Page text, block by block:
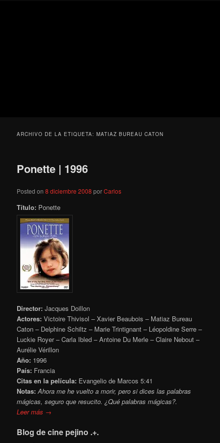
ARCHIVO DE LA ETIQUETA:MATIAZ BUREAU CATON
Ponette | 1996
Posted on8 diciembre 2008 porCarlos
Título: Ponette
Director: Jacques Doillon
Actores: Victoire Thivisol – Xavier Beaubois – Matiaz Bureau
Caton – Delphine Schiltz – Marie Trintignant – Léopoldine Serre –
Luckie Royer – Carla Ibled – Antoine Du Merle – Claire Nebout –
Aurélie Vérillon
Año: 1996
País: Francia
Citas en la película: Evangelio de Marcos 5:41
Notas: Ahora me he vuelto a morir, pero si dices las palabras
mágicas, seguro que resucito. ¿Qué palabras mágicas?.
Leer más →
Blog de cine pejino .+.